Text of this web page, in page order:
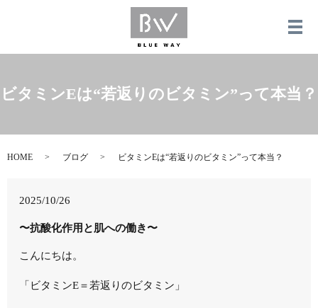
メ
ビタミンEは“若返りのビタミン”って本当？
HOME ブログ ビタミンEは“若返りのビタミン”って本当？
2025/10/26
〜抗酸化作用と肌への働き〜
こんにちは。
「ビタミンE＝若返りのビタミン」